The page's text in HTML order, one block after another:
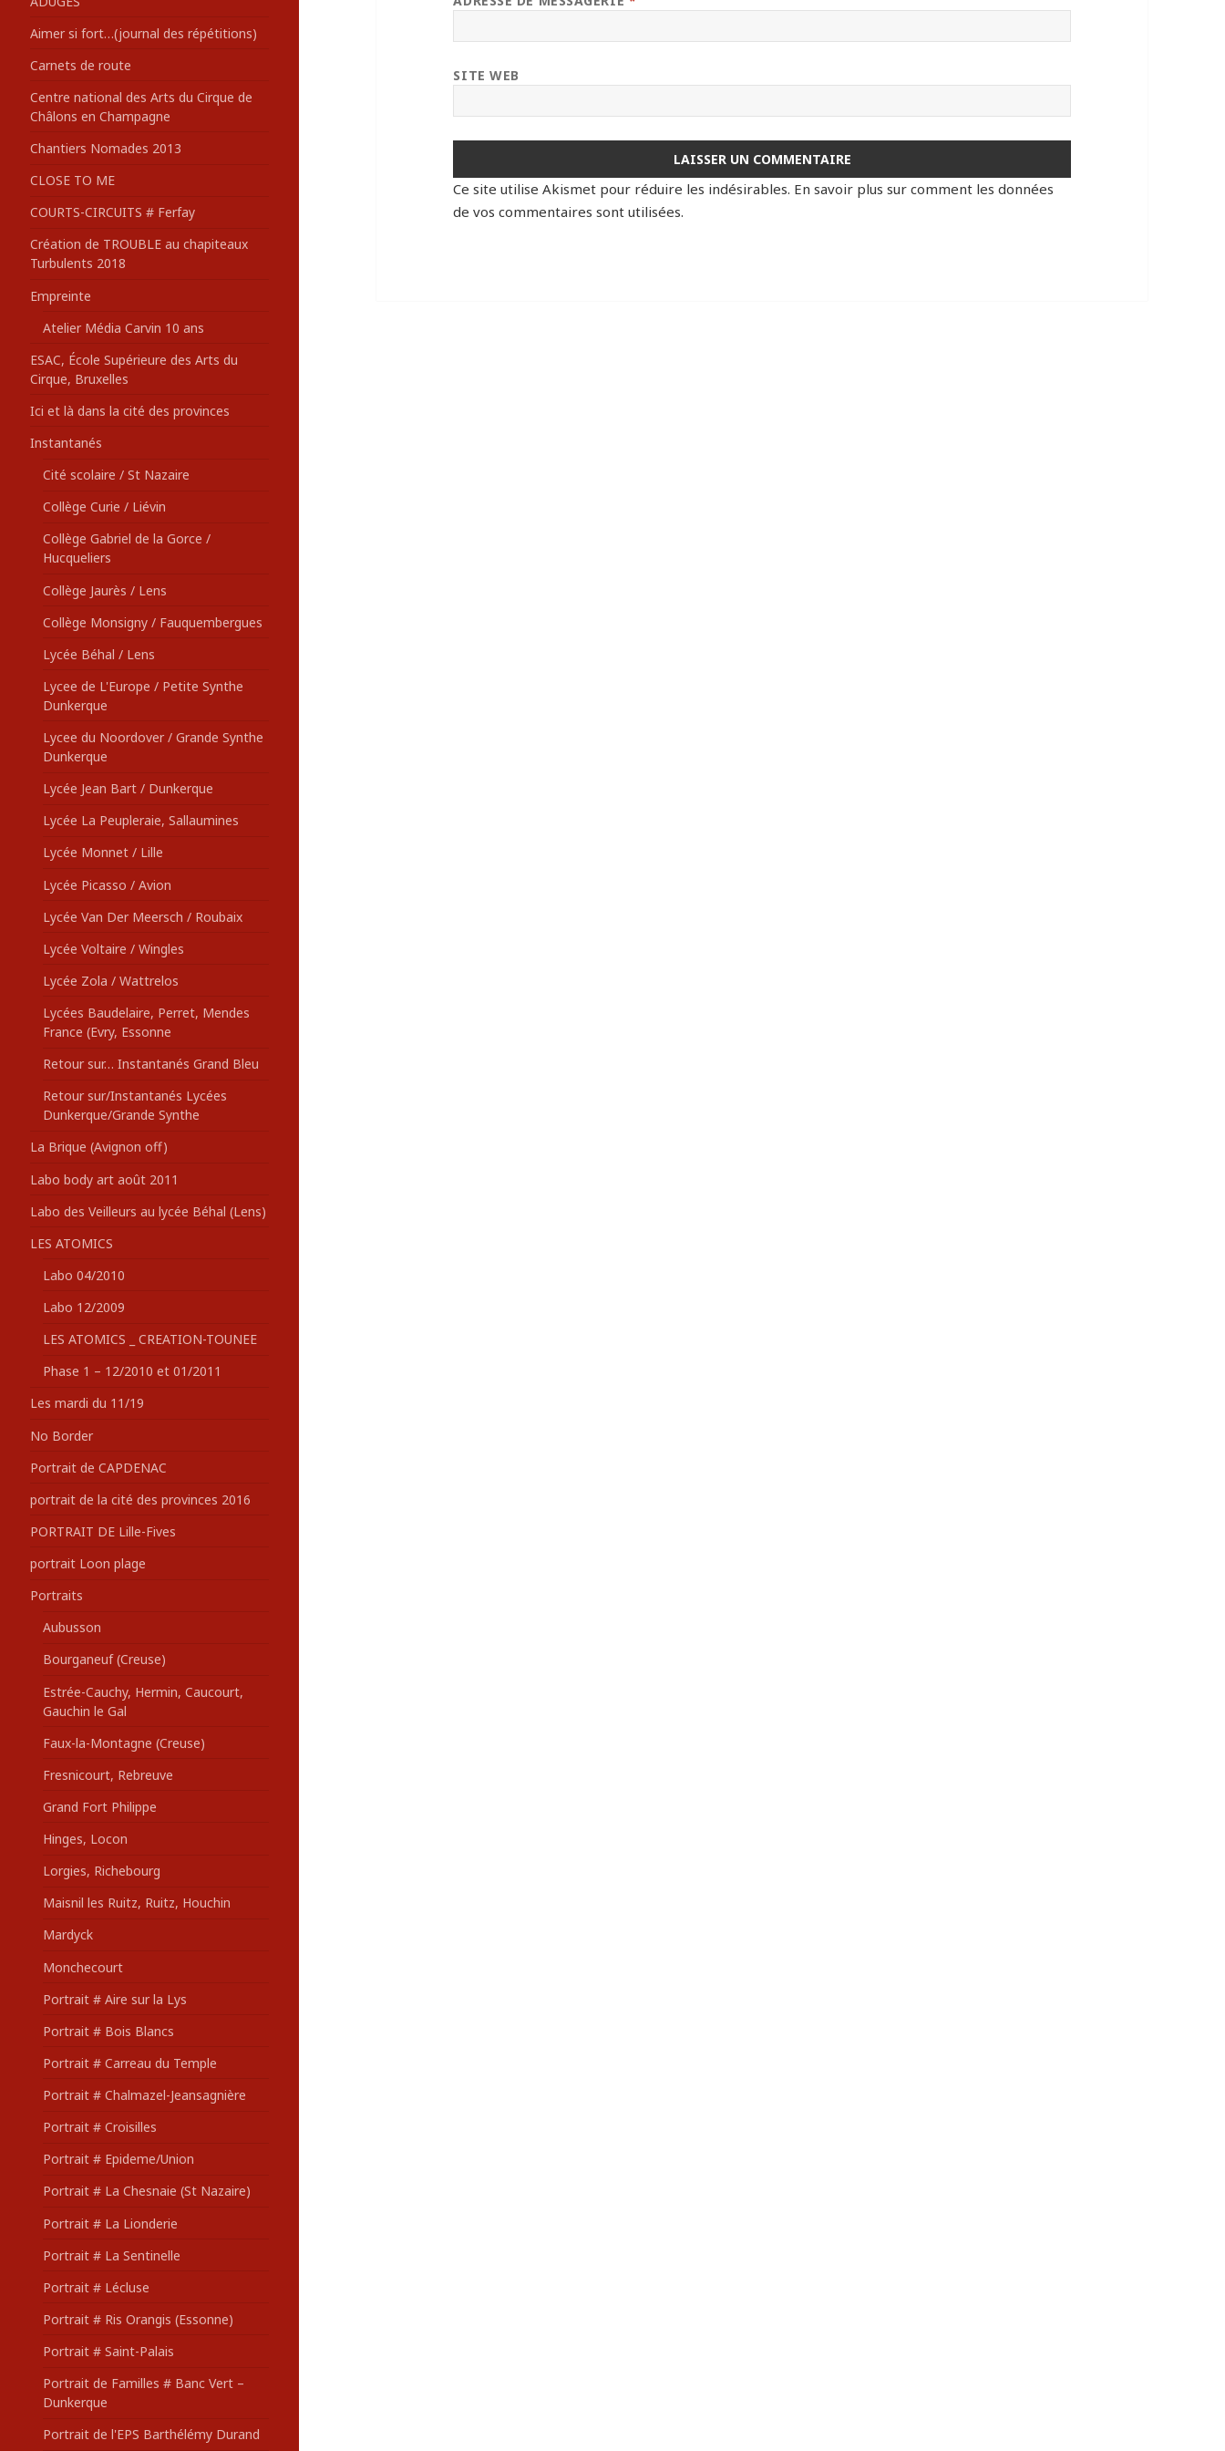
:Aimer si fort…(journal des répétitions)
Carnets de route
Centre national des Arts du Cirque de
Châlons en Champagne
Chantiers Nomades 2013
CLOSE TO ME
COURTS-CIRCUITS # Ferfay
Création de TROUBLE au chapiteaux
Turbulents 2018
Empreinte
Atelier Média Carvin 10 ans
ESAC, École Supérieure des Arts du
Cirque, Bruxelles
Ici et là dans la cité des provinces
Instantanés
Cité scolaire / St Nazaire
Collège Curie / Liévin
Collège Gabriel de la Gorce /
Hucqueliers
Collège Jaurès / Lens
Collège Monsigny / Fauquembergues
Lycée Béhal / Lens
Lycee de L'Europe / Petite Synthe
Dunkerque
Lycee du Noordover / Grande Synthe
Dunkerque
Lycée Jean Bart / Dunkerque
Lycée La Peupleraie, Sallaumines
Lycée Monnet / Lille
Lycée Picasso / Avion
Lycée Van Der Meersch / Roubaix
Lycée Voltaire / Wingles
Lycée Zola / Wattrelos
Lycées Baudelaire, Perret, Mendes
France (Evry, Essonne
Retour sur… Instantanés Grand Bleu
Retour sur/Instantanés Lycées
Dunkerque/Grande Synthe
La Brique (Avignon off)
Labo body art août 2011
Labo des Veilleurs au lycée Béhal (Lens)
LES ATOMICS
Labo 04/2010
Labo 12/2009
LES ATOMICS _ CREATION-TOUNEE
Phase 1 – 12/2010 et 01/2011
Les mardi du 11/19
No Border
Portrait de CAPDENAC
portrait de la cité des provinces 2016
PORTRAIT DE Lille-Fives
portrait Loon plage
Portraits
Aubusson
Bourganeuf (Creuse)
Estrée-Cauchy, Hermin, Caucourt,
Gauchin le Gal
Faux-la-Montagne (Creuse)
Fresnicourt, Rebreuve
Grand Fort Philippe
Hinges, Locon
Lorgies, Richebourg
Maisnil les Ruitz, Ruitz, Houchin
Mardyck
Monchecourt
Portrait # Aire sur la Lys
Portrait # Bois Blancs
Portrait # Carreau du Temple
Portrait # Chalmazel-Jeansagnière
Portrait # Croisilles
Portrait # Epideme/Union
Portrait # La Chesnaie (St Nazaire)
Portrait # La Lionderie
Portrait # La Sentinelle
Portrait # Lécluse
Portrait # Ris Orangis (Essonne)
Portrait # Saint-Palais
Portrait de Familles # Banc Vert –
Dunkerque
Portrait de l'EPS Barthélémy Durand
SITE WEB
Ce site utilise Akismet pour réduire les indésirables. En savoir plus sur comment les données
de vos commentaires sont utilisées.